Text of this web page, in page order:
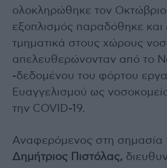
ολοκληρώθηκε τον
εξοπλισμός παραδόθηκε
τμηματικά στους χώρους
απελευθερώνονταν από το
-δεδομένου του φόρτου
Ευαγγελισμού ως
την COVID-19.
Αναφερόμενος στη σημασία
Δημήτριος Πιστόλας,